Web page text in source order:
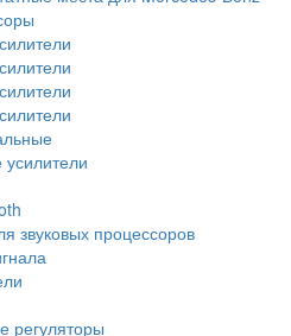
звуковых процессоров
регуляторы